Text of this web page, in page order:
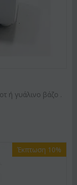
ή γυάλινο βάζο .
Έκπτωση 10%